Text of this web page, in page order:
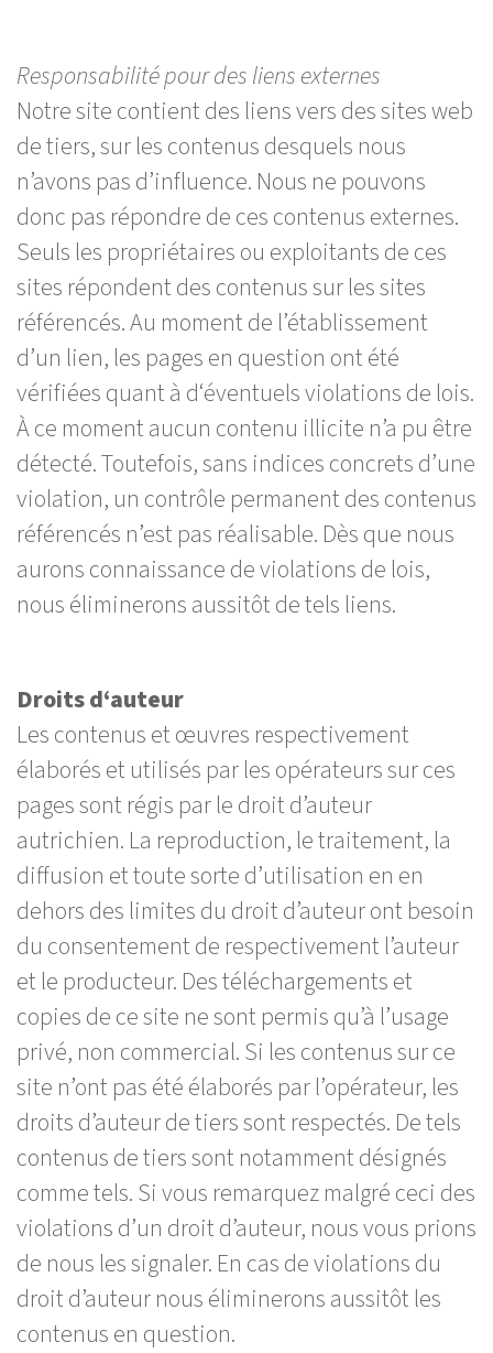
Responsabilité pour des liens externes
Notre site contient des liens vers des sites web
de tiers, sur les contenus desquels nous
n’avons pas d’influence. Nous ne pouvons
donc pas répondre de ces contenus externes.
Seuls les propriétaires ou exploitants de ces
sites répondent des contenus sur les sites
référencés. Au moment de l’établissement
d’un lien, les pages en question ont été
vérifiées quant à d‘éventuels violations de lois.
À ce moment aucun contenu illicite n’a pu être
détecté. Toutefois, sans indices concrets d’une
violation, un contrôle permanent des contenus
référencés n’est pas réalisable. Dès que nous
aurons connaissance de violations de lois,
nous éliminerons aussitôt de tels liens.
Droits d‘auteur
Les contenus et œuvres respectivement
élaborés et utilisés par les opérateurs sur ces
pages sont régis par le droit d’auteur
autrichien. La reproduction, le traitement, la
diffusion et toute sorte d’utilisation en en
dehors des limites du droit d’auteur ont besoin
du consentement de respectivement l’auteur
et le producteur. Des téléchargements et
copies de ce site ne sont permis qu’à l’usage
privé, non commercial. Si les contenus sur ce
site n’ont pas été élaborés par l’opérateur, les
droits d’auteur de tiers sont respectés. De tels
contenus de tiers sont notamment désignés
comme tels. Si vous remarquez malgré ceci des
violations d’un droit d’auteur, nous vous prions
de nous les signaler. En cas de violations du
droit d’auteur nous éliminerons aussitôt les
contenus en question.